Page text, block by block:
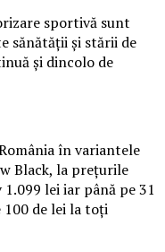
sportivă sunt
sănătății și stării de
și dincolo de
în variantele
Black, la prețurile
lei iar până pe 31
100 de lei la toți